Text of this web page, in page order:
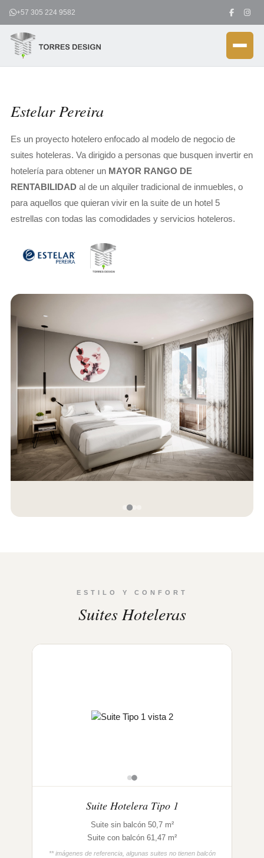
contenido
+57 305 224 9582
Estelar Pereira
Es un proyecto hotelero enfocado al modelo de negocio de
suites hoteleras. Va dirigido a personas que busquen invertir en
hotelería para obtener un MAYOR RANGO DE
RENTABILIDAD al de un alquiler tradicional de inmuebles, o
para aquellos que quieran vivir en la suite de un hotel 5
estrellas con todas las comodidades y servicios hoteleros.
ESTILO Y CONFORT
Suites Hoteleras
Suite Hotelera Tipo 1
Suite sin balcón 50,7 m²
Suite con balcón 61,47 m²
** imágenes de referencia, algunas suites no tienen balcón